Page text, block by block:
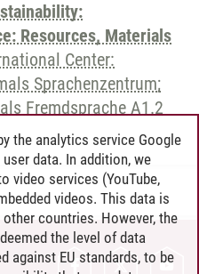
Resources, Materials
Center:
Sprachenzentrum;
Fremdsprache A1.2
the analytics service Google
data. In addition, we
video services (YouTube,
videos. This data is
countries. However, the
the level of data
against EU standards, to be